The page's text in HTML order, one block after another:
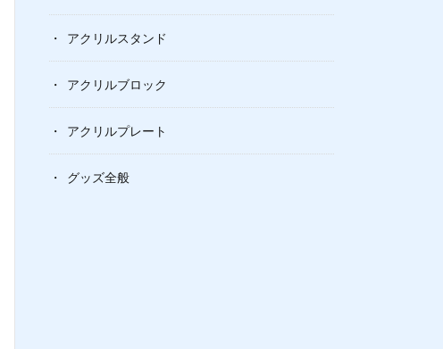
アクリルスタンド
アクリルブロック
アクリルプレート
グッズ全般